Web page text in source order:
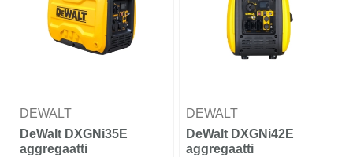
DEWALT
DeWalt DXGNi35E
aggregaatti
DEWALT
DeWalt DXGNi42E
aggregaatti